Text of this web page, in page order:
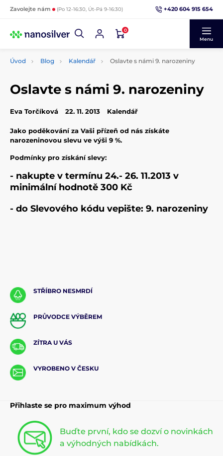
Zavolejte nám (Po 12-16:30, Út-Pá 9-16:30) +420 604 915 654
0
Menu
Úvod Blog Kalendář Oslavte s námi 9. narozeniny
Oslavte s námi 9. narozeniny
Eva Torčíková 22. 11. 2013 Kalendář
Jako poděkování za Vaši přízeň od nás získáte
narozeninovou slevu ve výši 9 %.
Podmínky pro získání slevy:
- nakupte v termínu 24.- 26. 11.2013 v
minimální hodnotě 300 Kč
- do Slevového kódu vepište: 9. narozeniny
STŘÍBRO NESMRDÍ
PRŮVODCE VÝBĚREM
ZÍTRA U VÁS
VYROBENO V ČESKU
Přihlaste se pro maximum výhod
Buďte první, kdo se dozví o novinkách
a výhodných nabídkách.